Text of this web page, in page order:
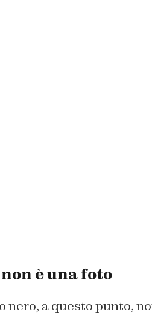
è una foto
nero, a questo punto,